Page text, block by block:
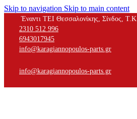
Skip to navigation Skip to main content
Έναντι ΤΕΙ Θεσσαλονίκης, Σίνδος,
2310 512 996
6943017945
info@karagiannopoulos-parts.gr
info@karagiannopoulos-parts.gr